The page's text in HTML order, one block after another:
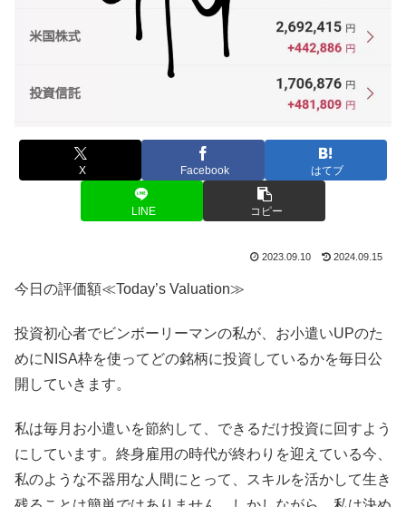
X Facebook はてブ
LINE コピー
2023.09.10 2024.09.15
今日の評価額≪Today’s Valuation≫
投資初心者でビンボーリーマンの私が、お小遣いUPのた
めにNISA枠を使ってどの銘柄に投資しているかを毎日公
開していきます。
私は毎月お小遣いを節約して、できるだけ投資に回すよう
にしています。終身雇用の時代が終わりを迎えている今、
私のような不器用な人間にとって、スキルを活かして生き